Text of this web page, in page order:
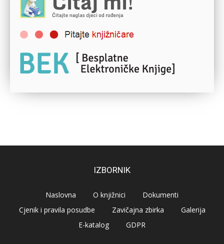
IZBORNIK
Naslovna O knjižnici
Dokumenti
Cjenik i pravila posudbe
Zavičajna zbirka
Galerija
E-katalog
GDPR